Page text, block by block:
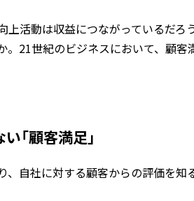
上活動は収益につながっているだ
。21世紀のビジネスにおいて、顧
「顧客満足」
、自社に対する顧客からの評価を